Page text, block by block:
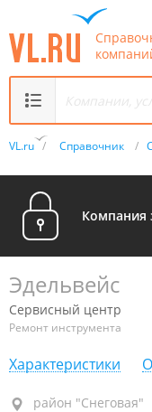
VL.ru / Справочник /
Компания
Эдельвейс
Сервисный центр
Ремонт инструмента
Характеристики
район "Снеговая",
район "Снеговая"